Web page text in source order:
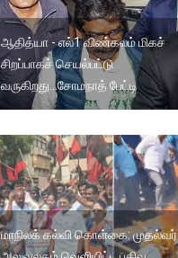
ஆதித்யா - எல்1 விண்கலம் மிகச்
சிறப்பாகச் செயல்பட்டு
வருகிறது...சோமநாத் பேட்டி
மாநிலக் கல்வி கொள்கை: முதல்வர்